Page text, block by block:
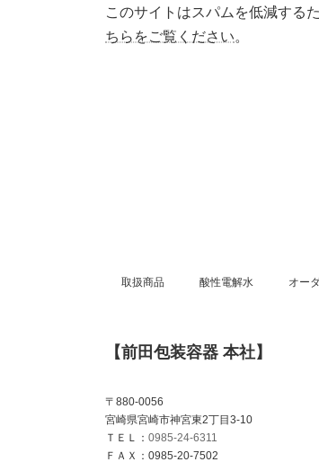
このサイトはスパムを低減する
ちらをご覧ください。
取扱商品 酸性電解水 オー
【前田包装容器 本社】
〒880-0056
宮崎県宮崎市神宮東2丁目3-10
ＴＥＬ： 0985-24-6311
ＦＡＸ：0985-20-7502